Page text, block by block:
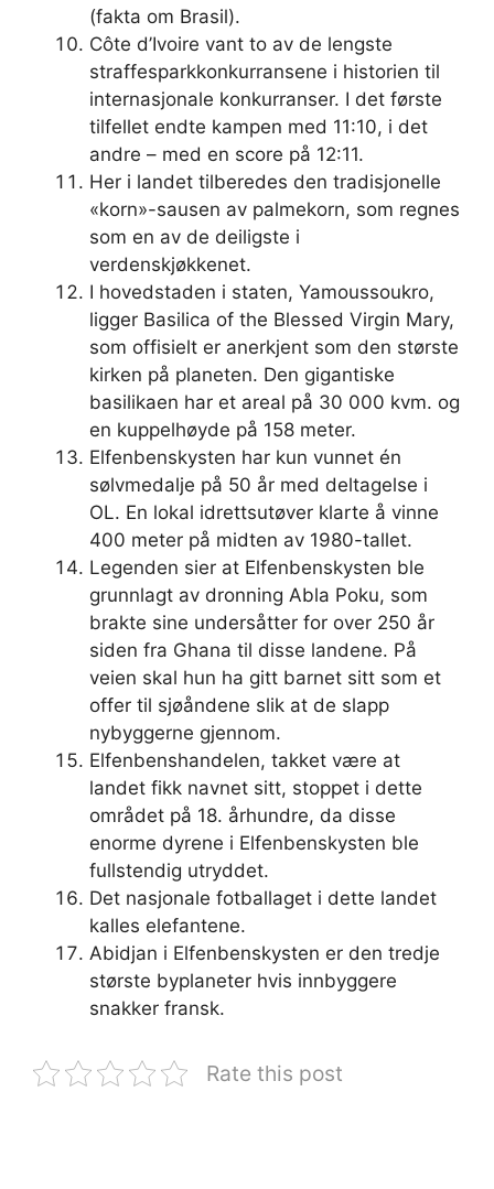
(fakta om Brasil).
Côte d’Ivoire vant to av de lengste
straffesparkkonkurransene i historien til
internasjonale konkurranser. I det første
tilfellet endte kampen med 11:10, i det
andre – med en score på 12:11.
Her i landet tilberedes den tradisjonelle
«korn»-sausen av palmekorn, som regnes
som en av de deiligste i
verdenskjøkkenet.
I hovedstaden i staten, Yamoussoukro,
ligger Basilica of the Blessed Virgin Mary,
som offisielt er anerkjent som den største
kirken på planeten. Den gigantiske
basilikaen har et areal på 30 000 kvm. og
en kuppelhøyde på 158 meter.
Elfenbenskysten har kun vunnet én
sølvmedalje på 50 år med deltagelse i
OL. En lokal idrettsutøver klarte å vinne
400 meter på midten av 1980-tallet.
Legenden sier at Elfenbenskysten ble
grunnlagt av dronning Abla Poku, som
brakte sine undersåtter for over 250 år
siden fra Ghana til disse landene. På
veien skal hun ha gitt barnet sitt som et
offer til sjøåndene slik at de slapp
nybyggerne gjennom.
Elfenbenshandelen, takket være at
landet fikk navnet sitt, stoppet i dette
området på 18. århundre, da disse
enorme dyrene i Elfenbenskysten ble
fullstendig utryddet.
Det nasjonale fotballaget i dette landet
kalles elefantene.
Abidjan i Elfenbenskysten er den tredje
største byplaneter hvis innbyggere
snakker fransk.
Rate this post